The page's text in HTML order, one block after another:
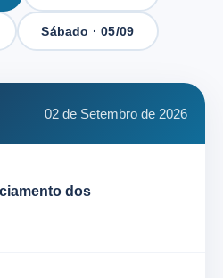
Sábado · 05/09
02 de Setembro de 2026
dos